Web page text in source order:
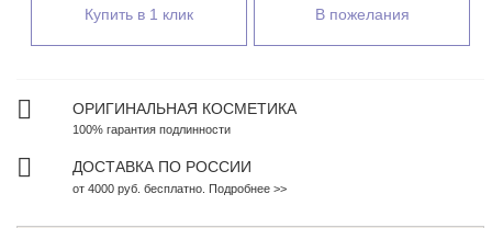
Купить в 1 клик В пожелания
ОРИГИНАЛЬНАЯ КОСМЕТИКА
100% гарантия подлинности
ДОСТАВКА ПО РОССИИ
от 4000 руб. бесплатно. Подробнее >>